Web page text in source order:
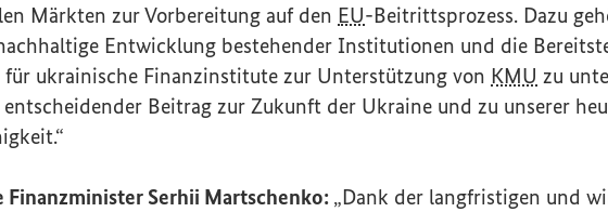
Märkten zur Vorbereitung auf den EU-Beitrittsprozess. Dazu
Entwicklung bestehender Institutionen und die
für ukrainische Finanzinstitute zur Unterstützung von KMU zu
entscheidender Beitrag zur Zukunft der Ukraine und zu unserer
Finanzminister Serhii Martschenko: „Dank der langfristigen und